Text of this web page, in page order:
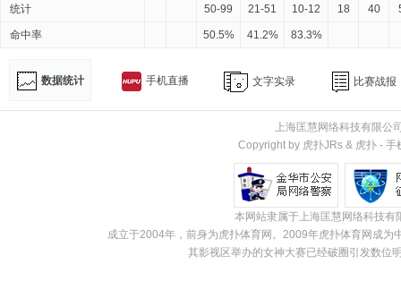
统计 50-99 21-51 10-12 18 40
命中率 50.5% 41.2% 83.3%
数据统计 手机直播 文字实录 比赛战报
上海匡慧网络科技有限公
Copyright by 虎扑JRs & 虎扑 - 手
本网站隶属于上海匡慧网络科技
成立于2004年，前身为虎扑体育网。2009年虎扑体育网成
其影视区举办的女神大赛已经破圈引发数位